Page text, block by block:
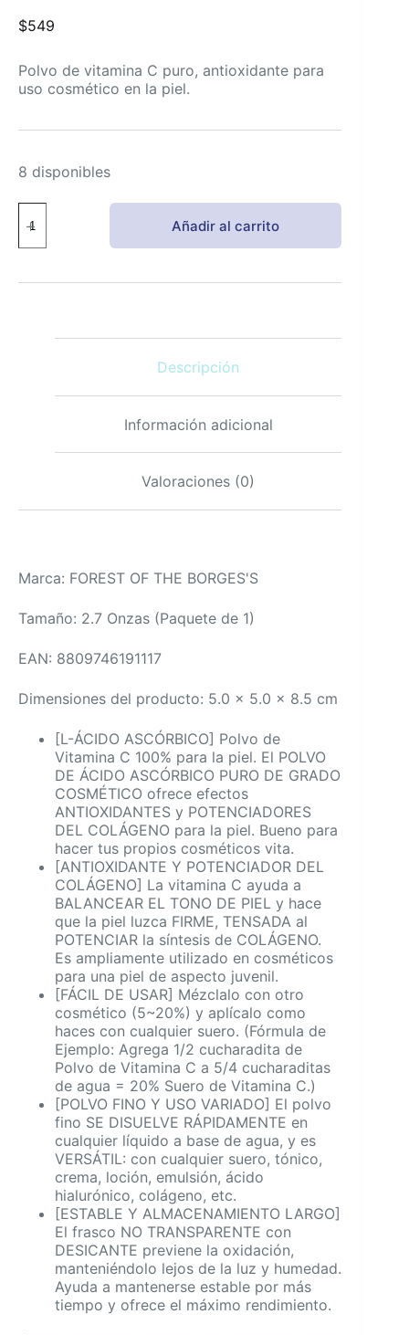
$549
Polvo de vitamina C puro, antioxidante para
uso cosmético en la piel.
8 disponibles
Ascórbico
Pure
C
Añadir al carrito
Descripción
Información adicional
Valoraciones (0)
Marca: FOREST OF THE BORGES'S
Tamaño: 2.7 Onzas (Paquete de 1)
EAN: 8809746191117
Dimensiones del producto: 5.0 x 5.0 x 8.5 cm
[L-ÁCIDO ASCÓRBICO] Polvo de
Vitamina C 100% para la piel. El POLVO
DE ÁCIDO ASCÓRBICO PURO DE GRADO
COSMÉTICO ofrece efectos
ANTIOXIDANTES y POTENCIADORES
DEL COLÁGENO para la piel. Bueno para
hacer tus propios cosméticos vita.
[ANTIOXIDANTE Y POTENCIADOR DEL
COLÁGENO] La vitamina C ayuda a
BALANCEAR EL TONO DE PIEL y hace
que la piel luzca FIRME, TENSADA al
POTENCIAR la síntesis de COLÁGENO.
Es ampliamente utilizado en cosméticos
para una piel de aspecto juvenil.
[FÁCIL DE USAR] Mézclalo con otro
cosmético (5~20%) y aplícalo como
haces con cualquier suero. (Fórmula de
Ejemplo: Agrega 1/2 cucharadita de
Polvo de Vitamina C a 5/4 cucharaditas
de agua = 20% Suero de Vitamina C.)
[POLVO FINO Y USO VARIADO] El polvo
fino SE DISUELVE RÁPIDAMENTE en
cualquier líquido a base de agua, y es
VERSÁTIL: con cualquier suero, tónico,
crema, loción, emulsión, ácido
hialurónico, colágeno, etc.
[ESTABLE Y ALMACENAMIENTO LARGO]
El frasco NO TRANSPARENTE con
DESICANTE previene la oxidación,
manteniéndolo lejos de la luz y humedad.
Ayuda a mantenerse estable por más
tiempo y ofrece el máximo rendimiento.